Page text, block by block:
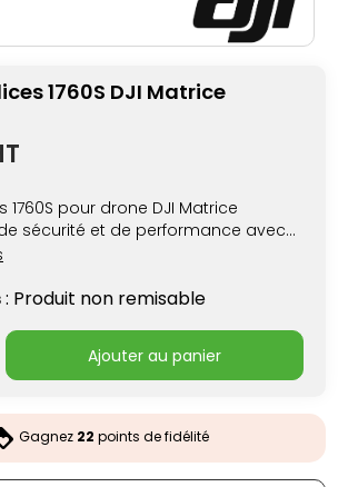
1760S DJI Matrice
1760S pour drone DJI Matrice
de sécurité et de performance avec
rechange.
: Produit non remisable
ajouter au panier
Gagnez 22 points de fidélité